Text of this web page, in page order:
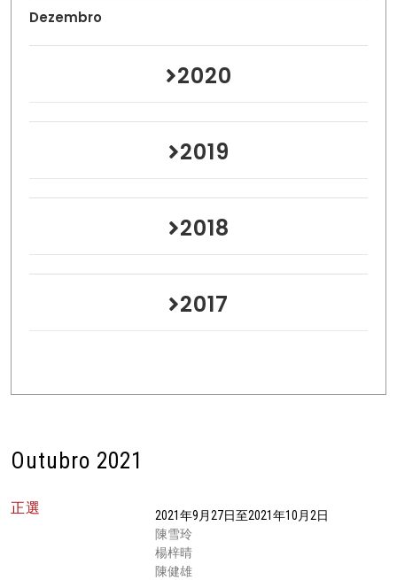
Dezembro
2020
2019
2018
2017
Outubro 2021
正選
2021年9月27日至2021年10月2日
陳雪玲
楊梓晴
陳健雄